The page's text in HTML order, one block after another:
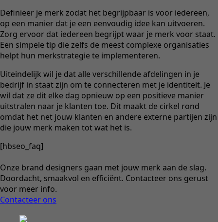
Definieer je merk zodat het begrijpbaar is voor iedereen,
op een manier dat je een eenvoudig idee kan uitvoeren.
Zorg ervoor dat iedereen begrijpt waar je merk voor staat.
Een simpele tip die zelfs de meest complexe organisaties
helpt hun merkstrategie te implementeren.
Uiteindelijk wil je dat alle verschillende afdelingen in je
bedrijf in staat zijn om te connecteren met je identiteit. Je
wil dat ze dit elke dag opnieuw op een positieve manier
uitstralen naar je klanten toe. Dit maakt de cirkel rond
omdat het net jouw klanten en andere externe partijen zijn
die jouw merk maken tot wat het is.
[hbseo_faq]
Onze brand designers gaan met jouw merk aan de slag.
Doordacht, smaakvol en efficiënt. Contacteer ons gerust
voor meer info.
Contacteer ons